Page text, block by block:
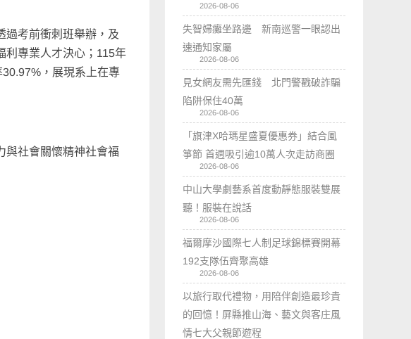
過考前衝刺班舉辦，及
利專業人才決心；115年
，展現系上在專
與社會關懷精神社會福
2026-08-06
失智婦癱坐路邊 新南巡警一眼認出
速通知家屬
2026-08-06
見女網友需先匯錢 北門警戳破詐騙
陷阱保住40萬
2026-08-06
「旗津X哈瑪星盛夏優惠券」結合風
箏節 首週吸引逾10萬人次走訪商圈
2026-08-06
中山大學劇藝系首度動靜態服裝雙展
聽！服裝在說話
2026-08-06
福爾摩沙國際七人制足球錦標賽開幕
192支隊伍齊聚高雄
2026-08-06
以旅行取代禮物，用陪伴創造最珍貴
的回憶！屏縣推山海、藝文與客庄風
情七大父親節遊程